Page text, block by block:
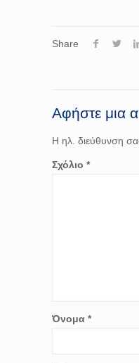
Share
Αφήστε μια
Η ηλ. διεύθυνση
Σχόλιο*
Όνομα*